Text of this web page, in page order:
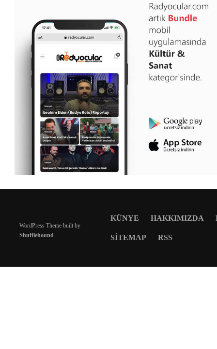
WordPress Theme built by
Shufflehound
KÜNYE HAKKIMIZDA
SITEMAP RSS